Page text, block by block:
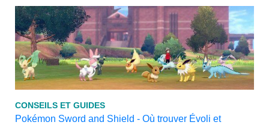
CONSEILS ET GUIDES
Pokémon Sword and Shield - Où trouver Évoli et